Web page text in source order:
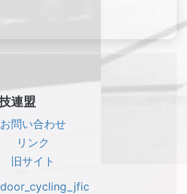
連盟
お問い合わせ
リンク
旧サイト